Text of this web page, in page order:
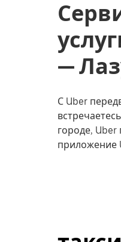
—
С Uber
городе,
приложение